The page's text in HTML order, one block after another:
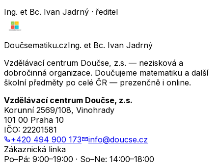
Ing. et Bc. Ivan Jadrný · ředitel
Doučsematiku.czIng. et Bc. Ivan Jadrný
Vzdělávací centrum Doučse, z.s. — nezisková a
dobročinná organizace. Doučujeme matematiku a další
školní předměty po celé ČR — prezenčně i online.
Vzdělávací centrum Doučse, z.s.
Korunní 2569/108, Vinohrady
101 00 Praha 10
IČO: 22201581
+420 494 900 173
info@doucse.cz
Zákaznická linka
Po–Pá: 9:00–19:00 · So–Ne: 14:00–18:00